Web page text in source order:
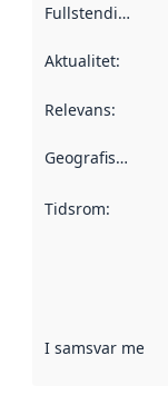
Fullstendigheit
Aktualitet:
Relevans:
Geografisk område
Tidsrom:
I samsvar med